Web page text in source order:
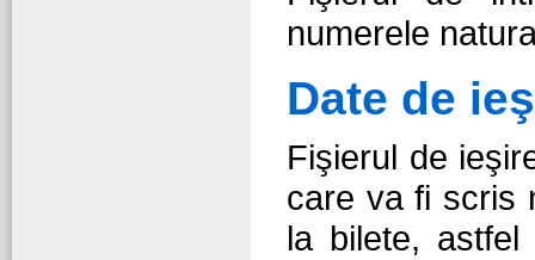
numerele
Date de
Fişierul de
care va fi scris
la bilete,